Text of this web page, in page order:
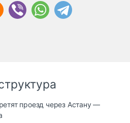
проезд через Астану —